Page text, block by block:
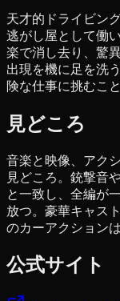
天才的ドライビン
逃がし屋として働
楽で消し去り、驚
出現を機に足を洗
険な仕事に挑むこ
見どころ
音楽と映像、アク
見どころ。銃撃音
と一致し、全編が
放つ。豪華キャス
のカーアクション
公式サイト